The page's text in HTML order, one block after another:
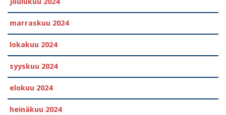
marraskuu 2024
lokakuu 2024
syyskuu 2024
elokuu 2024
heinäkuu 2024